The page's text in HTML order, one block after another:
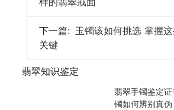
下一篇: 玉镯该如何挑选 掌握
关键
翡翠知识鉴定
翡翠手镯鉴定
镯如何辨别真伪